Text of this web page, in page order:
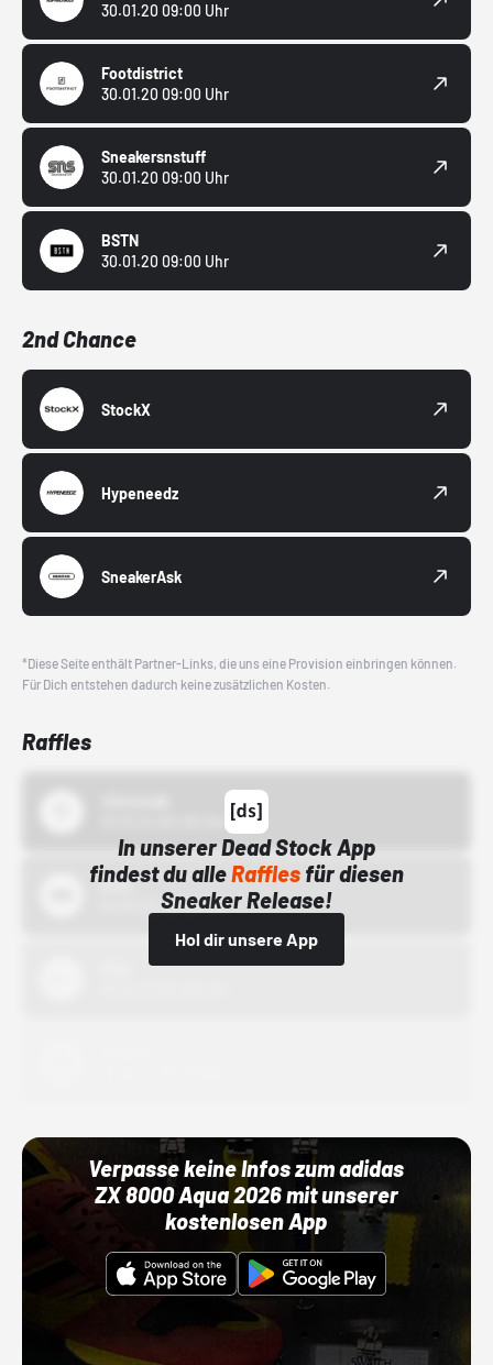
30.01.20 09:00 Uhr
Footdistrict
30.01.20 09:00 Uhr
Sneakersnstuff
30.01.20 09:00 Uhr
BSTN
30.01.20 09:00 Uhr
2nd Chance
StockX
Hypeneedz
SneakerAsk
*Diese Seite enthält Partner-Links, die uns eine Provision einbringen können.
Für Dich entstehen dadurch keine zusätzlichen Kosten.
Raffles
In unserer Dead Stock App
findest du alleRafflesfür diesen
Sneaker Release!
Hol dir unsere App
Bstn
01.10.22 00:00 Uhr
Verpasse keine Infos zum adidas
ZX 8000 Aqua 2026 mit unserer
kostenlosen App